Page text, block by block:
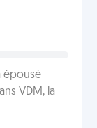
épousé
VDM, la